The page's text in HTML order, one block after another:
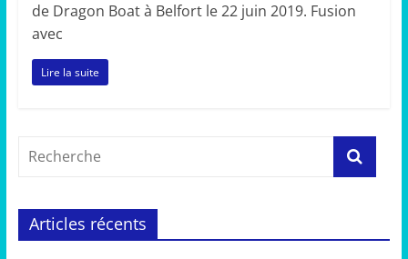
de Dragon Boat à Belfort le 22 juin 2019. Fusion
avec
Lire la suite
Articles récents